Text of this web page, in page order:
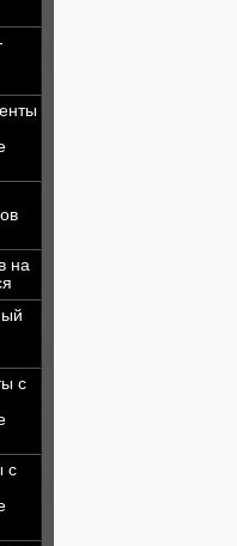
на
с
с